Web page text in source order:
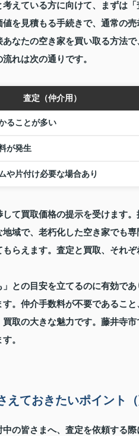
えている方に向けて、まずは
を見積もる手続きで、通常の
なたの空き家を買い取る方法
れは次の通りです。
査定（仲介用）
ることが多い
が発生
や片付け必要な場合あり
て買取価格の提示を受けます
域で、老朽化した空き家でも
らえます。査定と買取、それ
との目安を立てるのに有効で
。仲介手数料が不要であるこ
取の大きな魅力です。藤井寺
。
えておきたいポイント（
の皆さまへ、査定を依頼する